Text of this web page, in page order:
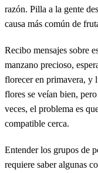
razón. Pilla a la gente
causa más común de
Recibo mensajes sobre
manzano precioso,
florecer en primavera, y
flores se veían bien,
veces, el problema es
compatible cerca.
Entender los grupos de
requiere saber algunas